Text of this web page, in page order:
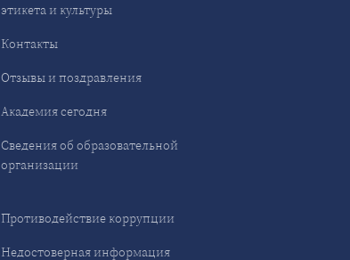
этикета и культуры
Контакты
Отзывы и поздравления
Академия сегодня
Сведения об образовательной
организации
Противодействие коррупции
Недостоверная информация